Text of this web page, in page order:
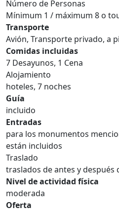
Número de Personas
Mínimum 1 / máximum 8 o
Transporte
Avión, Transporte privado, a
Comidas incluidas
7 Desayunos, 1 Cena
Alojamiento
hoteles, 7 noches
Guía
incluido
Entradas
para los monumentos
están incluidos
Traslado
traslados de antes y después
Nivel de actividad física
moderada
Oferta